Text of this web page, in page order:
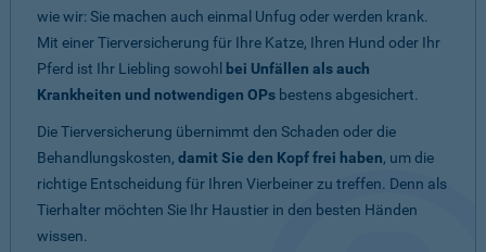
wie wir: Sie machen auch einmal Unfug oder werden krank.
Mit einer Tierversicherung für Ihre Katze, Ihren Hund oder Ihr
Pferd ist Ihr Liebling sowohl
bei Unfällen als auch
Krankheiten und notwendigen OPs bestens abgesichert.
Die Tierversicherung übernimmt den Schaden oder die
Behandlungskosten, damit Sie den Kopf frei haben, um die
richtige Entscheidung für Ihren Vierbeiner zu treffen. Denn als
Tierhalter möchten Sie Ihr Haustier in den besten Händen
wissen.